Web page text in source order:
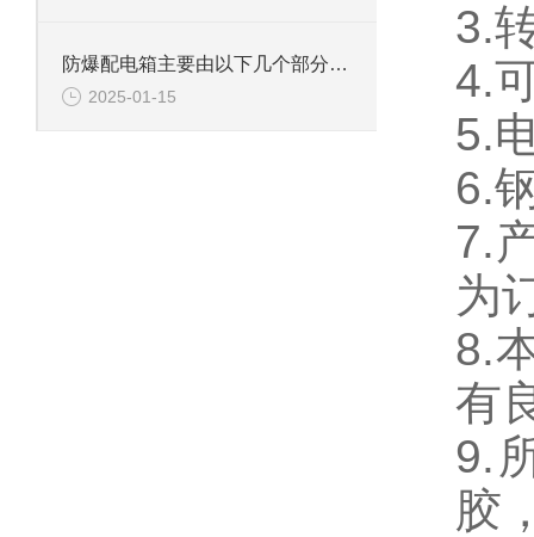
防爆配电箱主要由以下几个部分组成
2025-01-15
3.
4.
5.
6.
7.
为
8.
有
9.
胶